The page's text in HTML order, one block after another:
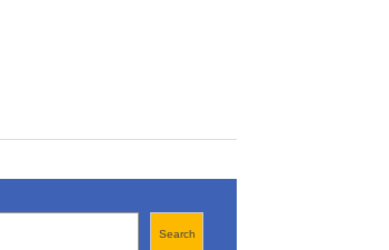
Search